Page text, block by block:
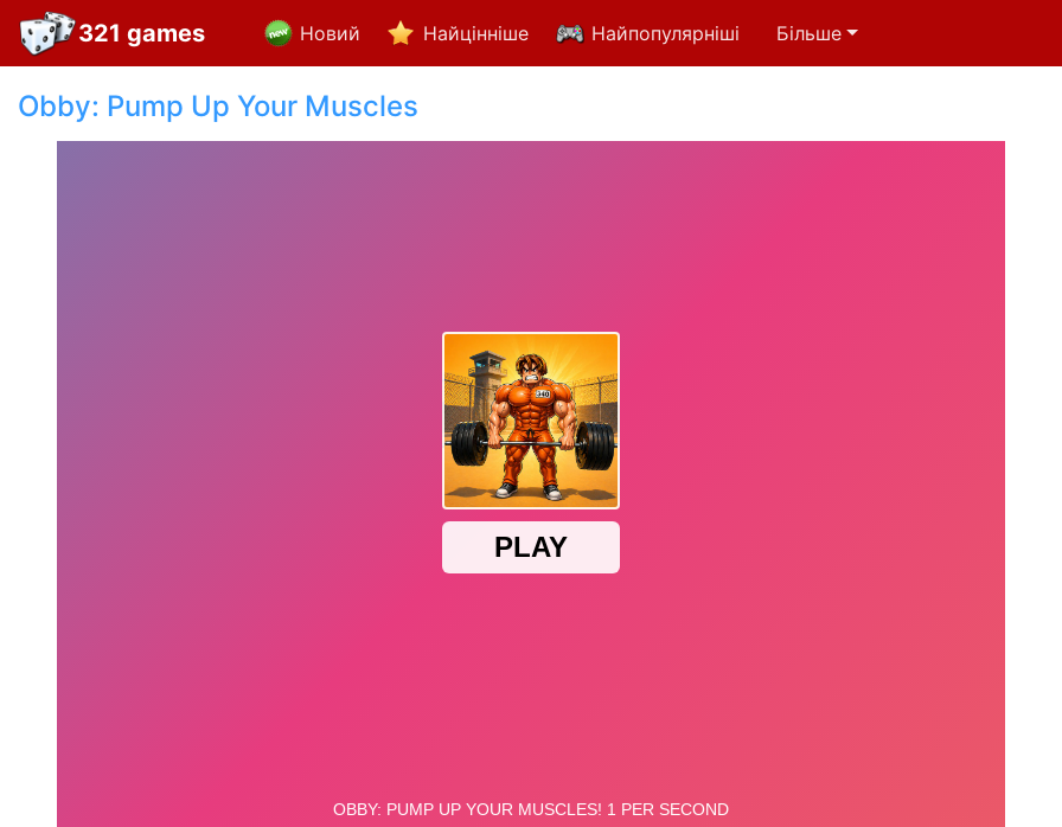
321 games Новий Найцінніше Найпопулярніші Більше
Obby: Pump Up Your Muscles